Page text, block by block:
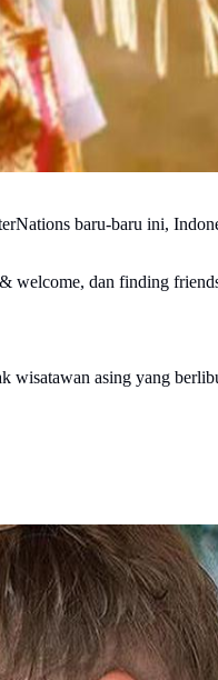
baru-baru ini,
welcome, dan finding
wisatawan asing yang